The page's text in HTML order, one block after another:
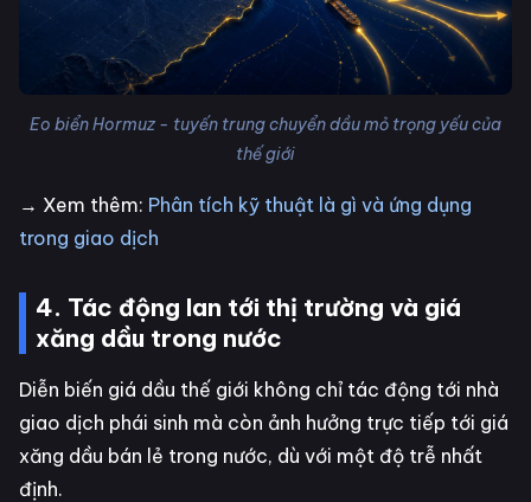
Eo biển Hormuz - tuyến trung chuyển dầu mỏ trọng yếu của
thế giới
→ Xem thêm: Phân tích kỹ thuật là gì và ứng dụng
trong giao dịch
4. Tác động lan tới thị trường và giá
xăng dầu trong nước
Diễn biến giá dầu thế giới không chỉ tác động tới nhà
giao dịch phái sinh mà còn ảnh hưởng trực tiếp tới giá
xăng dầu bán lẻ trong nước, dù với một độ trễ nhất
định.